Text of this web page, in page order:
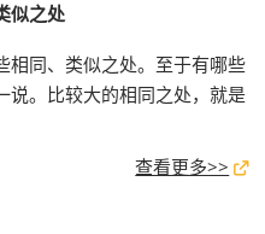
似之处
相同、类似之处。至于有哪些
说。比较大的相同之处，就是
查看更多>>